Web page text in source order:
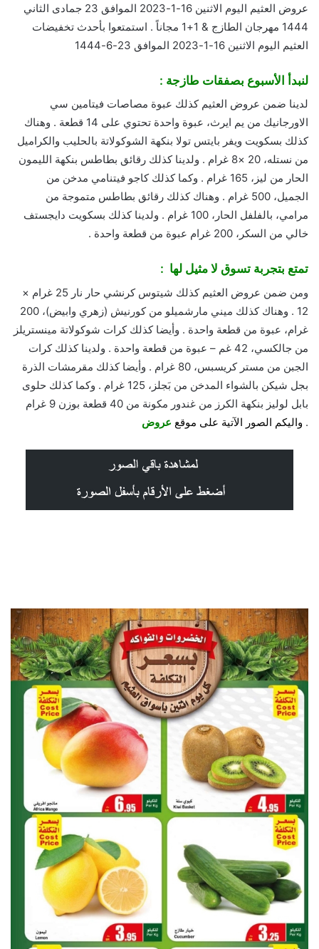
عروض العثيم اليوم الاثنين 16-1-2023 الموافق 23 جمادى الثاني
1444 مهرجان الطازج & 1+1 مجاناً . استمتعوا بأحدث تخفيضات
العثيم اليوم الاثنين 16-1-2023 الموافق 23-6-1444
لنبدأ الأسبوع بصفقات طازجة :
لدينا ضمن عروض العثيم كذلك عبوة مصاصات فيتامين سي
الاورجانيك من يم ايرث، عبوة واحدة تحتوي على 14 قطعة . وهناك
كذلك بسكويت ويفر بايتس تولا بنكهة الشوكولاتة بالحليب والكراميل
من نستله، 20 ×8 غرام . ولدينا كذلك رقائق بطاطس بنكهة الليمون
الحار من ليز، 165 غرام . وكما كذلك كاجو فيتنامي مدخن من
الجميل، 500 غرام . وهناك كذلك رقائق بطاطس متموجة من
مرامي، بالفلفل الحار، 100 غرام . ولدينا كذلك بسكويت دايجستف
خالي من السكر، 200 غرام عبوة من قطعة واحدة .
تمتع بتجربة تسوق لا مثيل لها :
ومن ضمن عروض العثيم كذلك شيتوس كرنشي حار نار 25 غرام ×
12 . وهناك كذلك ميني مارشميلو من كورنيش (زهري وابيض)، 200
غرام، عبوة من قطعة واحدة . وأيضا كذلك كرات شوكولاتة مينستريلز
من جالكسي، 42 غم – عبوة من قطعة واحدة . ولدينا كذلك كرات
الجبن من مستر كريسبس، 80 غرام . وأيضا كذلك مقرمشات الذرة
بجل شيكن بالشواء المدخن من بَجلز، 125 غرام . وكما كذلك حلوى
بابل لوليز بنكهة الكرز من غندور مكونة من 40 قطعة بوزن 9 غرام
. واليكم الصور الآتية على موقع عروض